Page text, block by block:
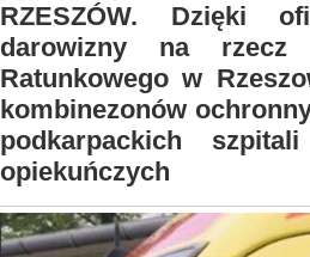
RZESZÓW. Dzięki
darowizny na rzecz
Ratunkowego w
kombinezonów
podkarpackich
opiekuńczych